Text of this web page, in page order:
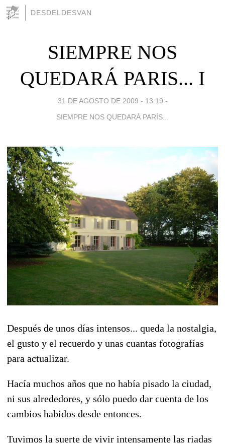
DESDELDESVAN
SIEMPRE NOS
QUEDARÁ PARIS... I
31 DE AGOSTO DE 2009 - 13:19 -
SIEMPRE NOS QUEDARÁ PARÍS...
Después de unos días intensos... queda la nostalgia,
el gusto y el recuerdo y unas cuantas fotografías
para actualizar.
Hacía muchos años que no había pisado la ciudad,
ni sus alrededores, y sólo puedo dar cuenta de los
cambios habidos desde entonces.
Tuvimos la suerte de vivir intensamente las riadas